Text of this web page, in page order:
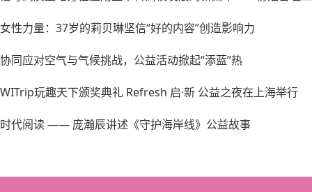
女性力量：37岁的莉贝琳坚信“好的内容”创造影响力
协同应对空气与气候挑战，公益活动掀起“添蓝”热
WITrip玩趣天下颁奖典礼 Refresh 启·新 公益之夜在上海举行
时代阅读 —— 庞瀚辰讲述《守护海岸线》公益故事